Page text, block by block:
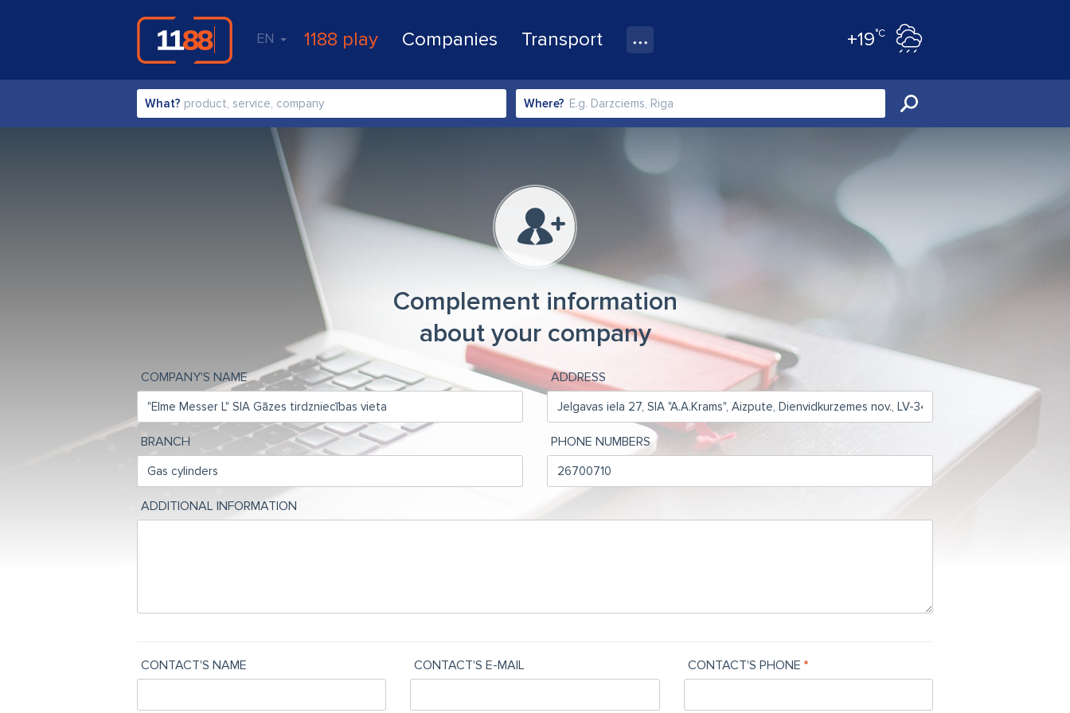
EN 1188 play Companies Transport +19°C
What? Where?
Complement information
about your company
COMPANY'S NAME ADDRESS
BRANCH PHONE NUMBERS
ADDITIONAL INFORMATION
CONTACT'S NAME CONTACT'S E-MAIL CONTACT'S PHONE